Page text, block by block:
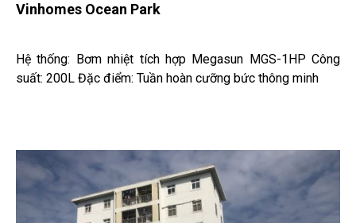
Vinhomes Ocean Park
Hệ thống: Bơm nhiệt tích hợp Megasun MGS-1HP Công
suất: 200L Đặc điểm: Tuần hoàn cưỡng bức thông minh